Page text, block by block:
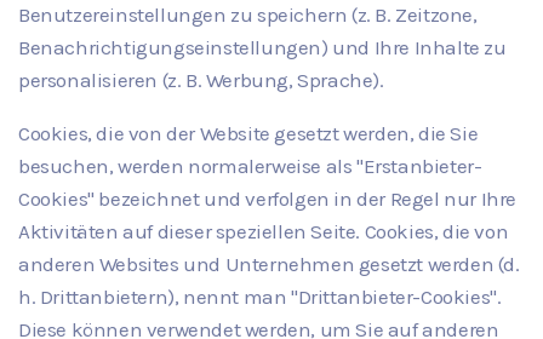
Benutzereinstellungen zu speichern (z. B. Zeitzone,
Benachrichtigungseinstellungen) und Ihre Inhalte zu
personalisieren (z. B. Werbung, Sprache).
Cookies, die von der Website gesetzt werden, die Sie
besuchen, werden normalerweise als "Erstanbieter-
Cookies" bezeichnet und verfolgen in der Regel nur Ihre
Aktivitäten auf dieser speziellen Seite. Cookies, die von
anderen Websites und Unternehmen gesetzt werden (d.
h. Drittanbietern), nennt man "Drittanbieter-Cookies".
Diese können verwendet werden, um Sie auf anderen